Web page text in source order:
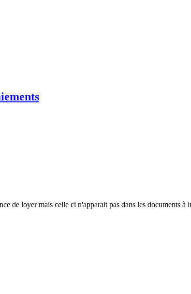
de loyer mais celle ci n'apparait pas dans les documents à